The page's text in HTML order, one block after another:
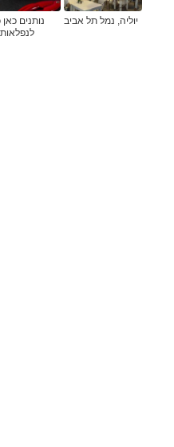
יוליה, נמל תל אביב
נותנים כאן